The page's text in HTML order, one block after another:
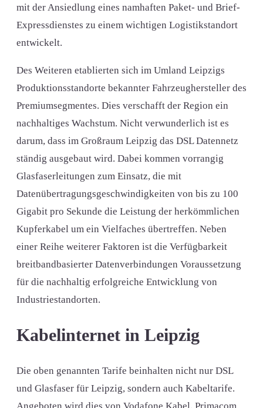
mit der Ansiedlung eines namhaften Paket- und Brief-
Expressdienstes zu einem wichtigen Logistikstandort
entwickelt.
Des Weiteren etablierten sich im Umland Leipzigs
Produktionsstandorte bekannter Fahrzeughersteller des
Premiumsegmentes. Dies verschafft der Region ein
nachhaltiges Wachstum. Nicht verwunderlich ist es
darum, dass im Großraum Leipzig das DSL Datennetz
ständig ausgebaut wird. Dabei kommen vorrangig
Glasfaserleitungen zum Einsatz, die mit
Datenübertragungsgeschwindigkeiten von bis zu 100
Gigabit pro Sekunde die Leistung der herkömmlichen
Kupferkabel um ein Vielfaches übertreffen. Neben
einer Reihe weiterer Faktoren ist die Verfügbarkeit
breitbandbasierter Datenverbindungen Voraussetzung
für die nachhaltig erfolgreiche Entwicklung von
Industriestandorten.
Kabelinternet in Leipzig
Die oben genannten Tarife beinhalten nicht nur DSL
und Glasfaser für Leipzig, sondern auch Kabeltarife.